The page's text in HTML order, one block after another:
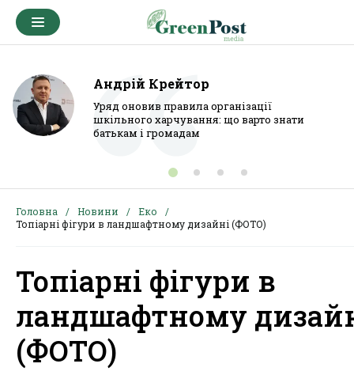
Андрій Крейтор
Уряд оновив правила організації
шкільного харчування: що варто знати
батькам і громадам
Головна Новини
Еко
Топіарні фігури в ландшафтному дизайні (ФОТО)
Топіарні фігури в
ландшафтному
(ФОТО)